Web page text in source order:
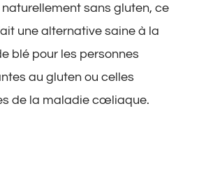
naturellement sans gluten, ce
une alternative saine à la
blé pour les personnes
au gluten ou celles
de la maladie cœliaque.